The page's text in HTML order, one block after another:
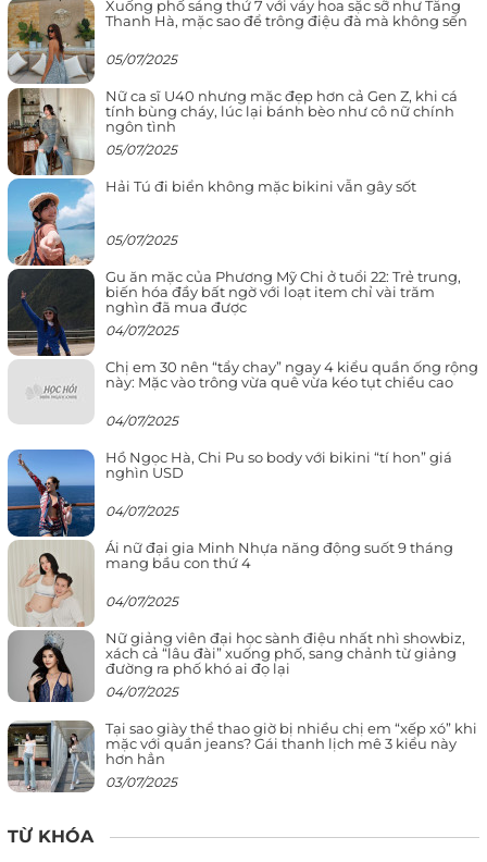
Xuống phố sáng thứ 7 với váy hoa sặc sỡ như Tăng
Thanh Hà, mặc sao để trông điệu đà mà không sến
05/07/2025
Nữ ca sĩ U40 nhưng mặc đẹp hơn cả Gen Z, khi cá
tính bùng cháy, lúc lại bánh bèo như cô nữ chính
ngôn tình
05/07/2025
Hải Tú đi biển không mặc bikini vẫn gây sốt
05/07/2025
Gu ăn mặc của Phương Mỹ Chi ở tuổi 22: Trẻ trung,
biến hóa đầy bất ngờ với loạt item chỉ vài trăm
nghìn đã mua được
04/07/2025
Chị em 30 nên “tẩy chay” ngay 4 kiểu quần ống rộng
này: Mặc vào trông vừa quê vừa kéo tụt chiều cao
04/07/2025
Hồ Ngọc Hà, Chi Pu so body với bikini “tí hon” giá
nghìn USD
04/07/2025
Ái nữ đại gia Minh Nhựa năng động suốt 9 tháng
mang bầu con thứ 4
04/07/2025
Nữ giảng viên đại học sành điệu nhất nhì showbiz,
xách cả “lâu đài” xuống phố, sang chảnh từ giảng
đường ra phố khó ai đọ lại
04/07/2025
Tại sao giày thể thao giờ bị nhiều chị em “xếp xó” khi
mặc với quần jeans? Gái thanh lịch mê 3 kiểu này
hơn hẳn
03/07/2025
TỪ KHÓA